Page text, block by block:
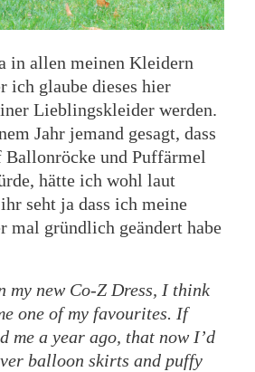
in allen meinen Kleidern
ich glaube dieses hier
Lieblingskleider werden.
Jahr jemand gesagt, dass
und Puffärmel
hätte ich wohl laut
seht ja dass ich meine
mal gründlich geändert habe
my new Co-Z Dress, I think
one of my favourites. If
me a year ago, that now I’d
balloon skirts and puffy